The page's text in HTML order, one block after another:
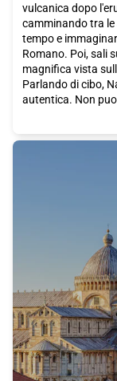
vulcanica dopo
camminando tra le
tempo e
Romano. Poi, sali
magnifica vista
Parlando di cibo,
autentica. Non
vera pizza
pasta con le
palline di riso
sfogliatella o il
Per rilassarti e
di Posillipo,
vista panoramica
sabbia calda. Se
perderti la visita
vasta collezione
Per raggiungere
consigliamo di
un viaggio
molte città
Napoli,
Quindi, cosa stai